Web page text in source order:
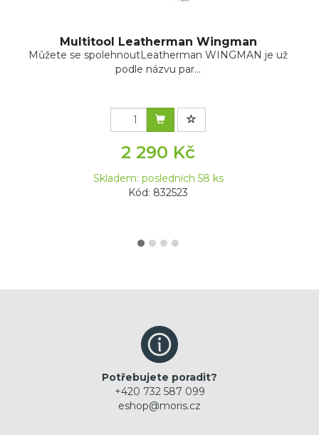
Multitool Leatherman Wingman
Můžete se spolehnoutLeatherman WINGMAN je už
podle názvu par...
2 290 Kč
Skladem: posledních 58 ks
Kód: 832523
Potřebujete poradit?
+420 732 587 099
eshop@moris.cz